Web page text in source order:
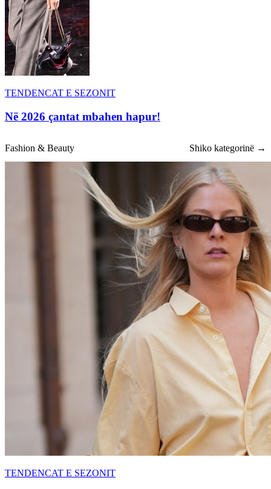
TENDENCAT E SEZONIT
Në 2026 çantat mbahen hapur!
Fashion & Beauty Shiko kategorinë →
TENDENCAT E SEZONIT